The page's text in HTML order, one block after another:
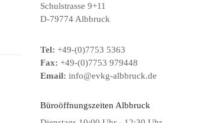
Schulstrasse 9+11
D-79774 Albbruck
Tel: +49-(0)7753 5363
Fax: +49-(0)7753 979448
Email: info@evkg-albbruck.de
Büroöffnungszeiten Albbruck